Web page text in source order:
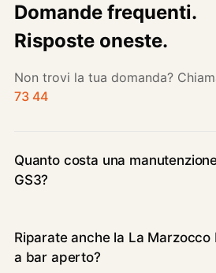
Domande frequenti.
Risposte oneste.
Non trovi la tua domanda?
73 44
Quanto costa una
GS3?
Riparate anche la La Marzocco
a bar aperto?